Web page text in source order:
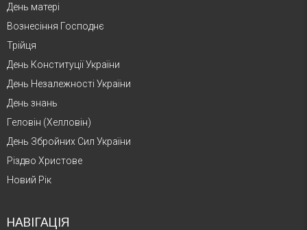
День матері
Вознесіння Господнє
Трійця
День Конституції України
День Незалежності України
День знань
Геловін (Хелловін)
День Збройних Сил України
Різдво Христове
Новий Рік
НАВІГАЦІЯ